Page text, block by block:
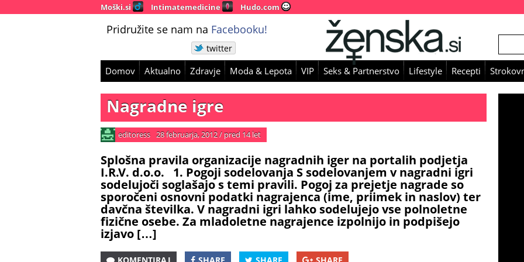
Moški.si Intimatemedicine Hudo.com
Pridružite se nam na Facebooku!
twitter
Domov Aktualno Zdravje Moda & Lepota VIP Seks & Partnerstvo Lifestyle Recepti
Nagradne igre
editoress 28 februarja, 2012/ pred 14 let
Splošna pravila organizacije nagradnih iger na portalih podjetja
I.R.V. d.o.o. 1. Pogoji sodelovanja S sodelovanjem v nagradni igri
sodelujoči soglašajo s temi pravili. Pogoj za prejetje nagrade so
sporočeni osnovni podatki nagrajenca (ime, priimek in naslov) ter
davčna številka. V nagradni igri lahko sodelujejo vse polnoletne
fizične osebe. Za mladoletne nagrajence izpolnijo in podpišejo
izjavo […]